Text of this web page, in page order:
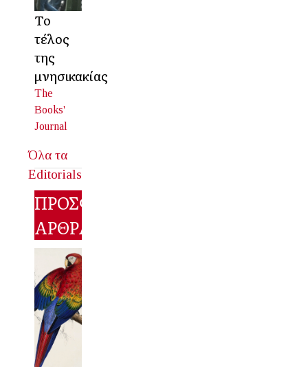
Το
τέλος
της
μνησικακίας
The
Books'
Journal
Όλα τα
Editorials
ΠΡΟΣΦΑΤΑ
ΑΡΘΡΑ